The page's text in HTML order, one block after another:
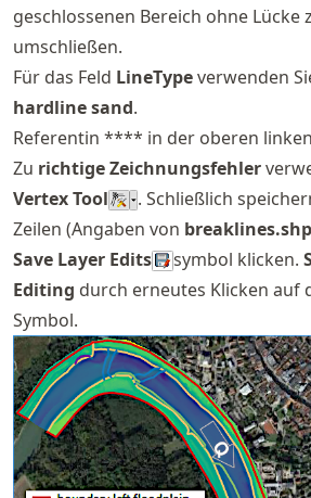
geschlossenen Bereich ohne Lücke
umschließen.
Für das Feld LineTypeverwenden
hardline sand.
Referentin **** in der oberen
Zu richtige Zeichnungsfehler
Vertex Tool
. Schließlich
Zeilen (Angaben von breaklines.shp
Save Layer Edits
symbol klicken.
Editing durch erneutes Klicken auf
Symbol.